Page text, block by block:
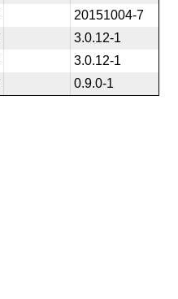
20151004-7
3.0.12-1
3.0.12-1
0.9.0-1